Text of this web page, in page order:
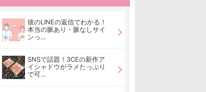
彼のLINEの返信でわかる！
本当の脈あり・脈なしサイ
ンっ…
SNSで話題！3CEの新作ア
イシャドウがラメたっぷり
で可…